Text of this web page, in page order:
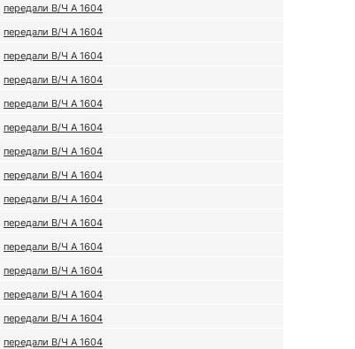
передали В/Ч А 1604
передали В/Ч А 1604
передали В/Ч А 1604
передали В/Ч А 1604
передали В/Ч А 1604
передали В/Ч А 1604
передали В/Ч А 1604
передали В/Ч А 1604
передали В/Ч А 1604
передали В/Ч А 1604
передали В/Ч А 1604
передали В/Ч А 1604
передали В/Ч А 1604
передали В/Ч А 1604
передали В/Ч А 1604